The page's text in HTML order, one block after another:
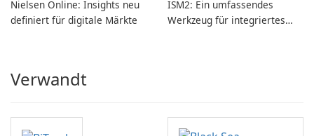
Nielsen Online: Insights neu
definiert für digitale Märkte
ISM2: Ein umfassendes
Werkzeug für integriertes
Verwandt